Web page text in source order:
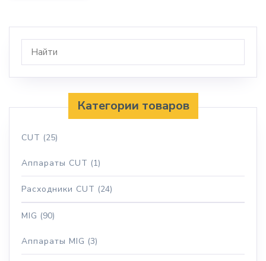
Категории товаров
CUT (25)
Аппараты CUT (1)
Расходники CUT (24)
MIG (90)
Аппараты MIG (3)